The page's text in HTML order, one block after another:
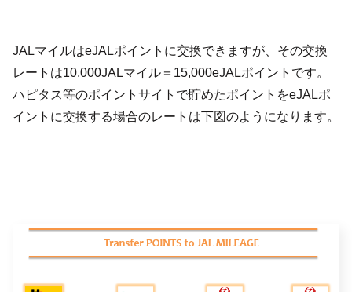
JALマイルはeJALポイントに交換できますが、その交換
レートは10,000JALマイル＝15,000eJALポイントです。
ハピタス等のポイントサイトで貯めたポイントをeJALポ
イントに交換する場合のレートは下図のようになります。